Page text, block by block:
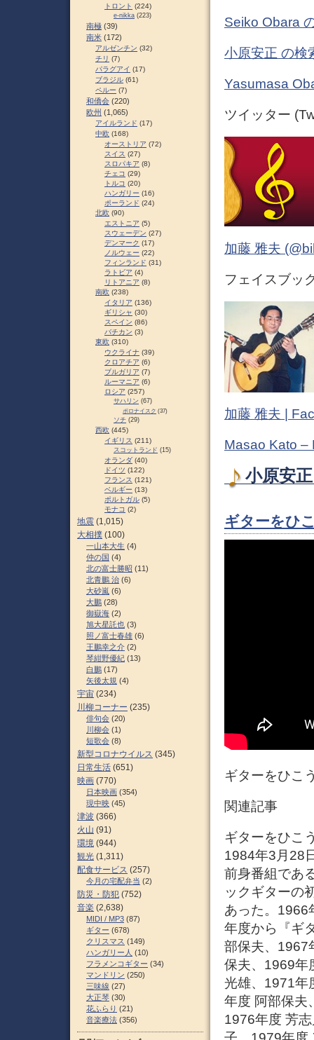
Seiko Obara
小原安正 の検
Yasumasa
ツイッター
加藤 雅夫
フェイスブッ
加藤 雅夫 |
Masao Kato –
小原安
ギターをひ
ギターをひこ
関連記事
ギターをひこ
1984年3月28
前身番組であ
ックギターの
あった。1966
年度から『ギ
部保夫、1967
保夫、1969年
光雄、1971年
年度 阿部保夫
1976年度 芳
トロント (224)
e-nikka (223)
南極 (39)
南米 (172)
アルゼンチン (32)
チリ (7)
パラグアイ (17)
ブラジル (61)
ペルー (7)
和僑会 (220)
欧州 (1,065)
アイルランド (17)
中欧 (168)
オーストリア (72)
スイス (27)
スロパキア (8)
チェコ (29)
トルコ (20)
ハンガリー (16)
ポーランド (24)
北欧 (90)
エストニア (5)
スウェーデン (27)
デンマーク (17)
ノルウェー (22)
フィンランド (31)
ラトビア (4)
リトアニア (8)
南欧 (238)
イタリア (136)
ギリシャ (30)
スペイン (86)
バチカン (3)
東欧 (310)
ウクライナ (39)
クロアチア (6)
ブルガリア (7)
ルーマニア (6)
ロシア (257)
サハリン (67)
ポロナイスク (37)
ソチ (29)
西欧 (445)
イギリス (211)
スコットランド (15)
オランダ (40)
ドイツ (122)
フランス (121)
ベルギー (13)
ポルトガル (5)
モナコ (2)
地震 (1,015)
大相撲 (100)
一山本大生 (4)
仲の国 (4)
北の富士勝昭 (11)
北青鵬 治 (6)
大砂嵐 (6)
大鵬 (28)
御嶽海 (2)
旭大星託也 (3)
照ノ富士春雄 (6)
王鵬幸之介 (2)
琴紺野優紀 (13)
白鵬 (17)
矢後太規 (4)
宇宙 (234)
川柳コーナー (235)
俳句会 (20)
川柳会 (1)
短歌会 (8)
新型コロナウイルス (345)
日常生活 (651)
映画 (770)
日本映画 (354)
現中映 (45)
津波 (366)
火山 (91)
環境 (944)
観光 (1,311)
配食サービス (257)
今月の宅配弁当 (2)
防災・防犯 (752)
音楽 (2,638)
MIDI / MP3 (87)
ギター (678)
クリスマス (149)
ハンガリー人 (10)
フラメンコギター (34)
マンドリン (250)
三味線 (27)
大正琴 (30)
花ふらり (21)
音楽療法 (356)